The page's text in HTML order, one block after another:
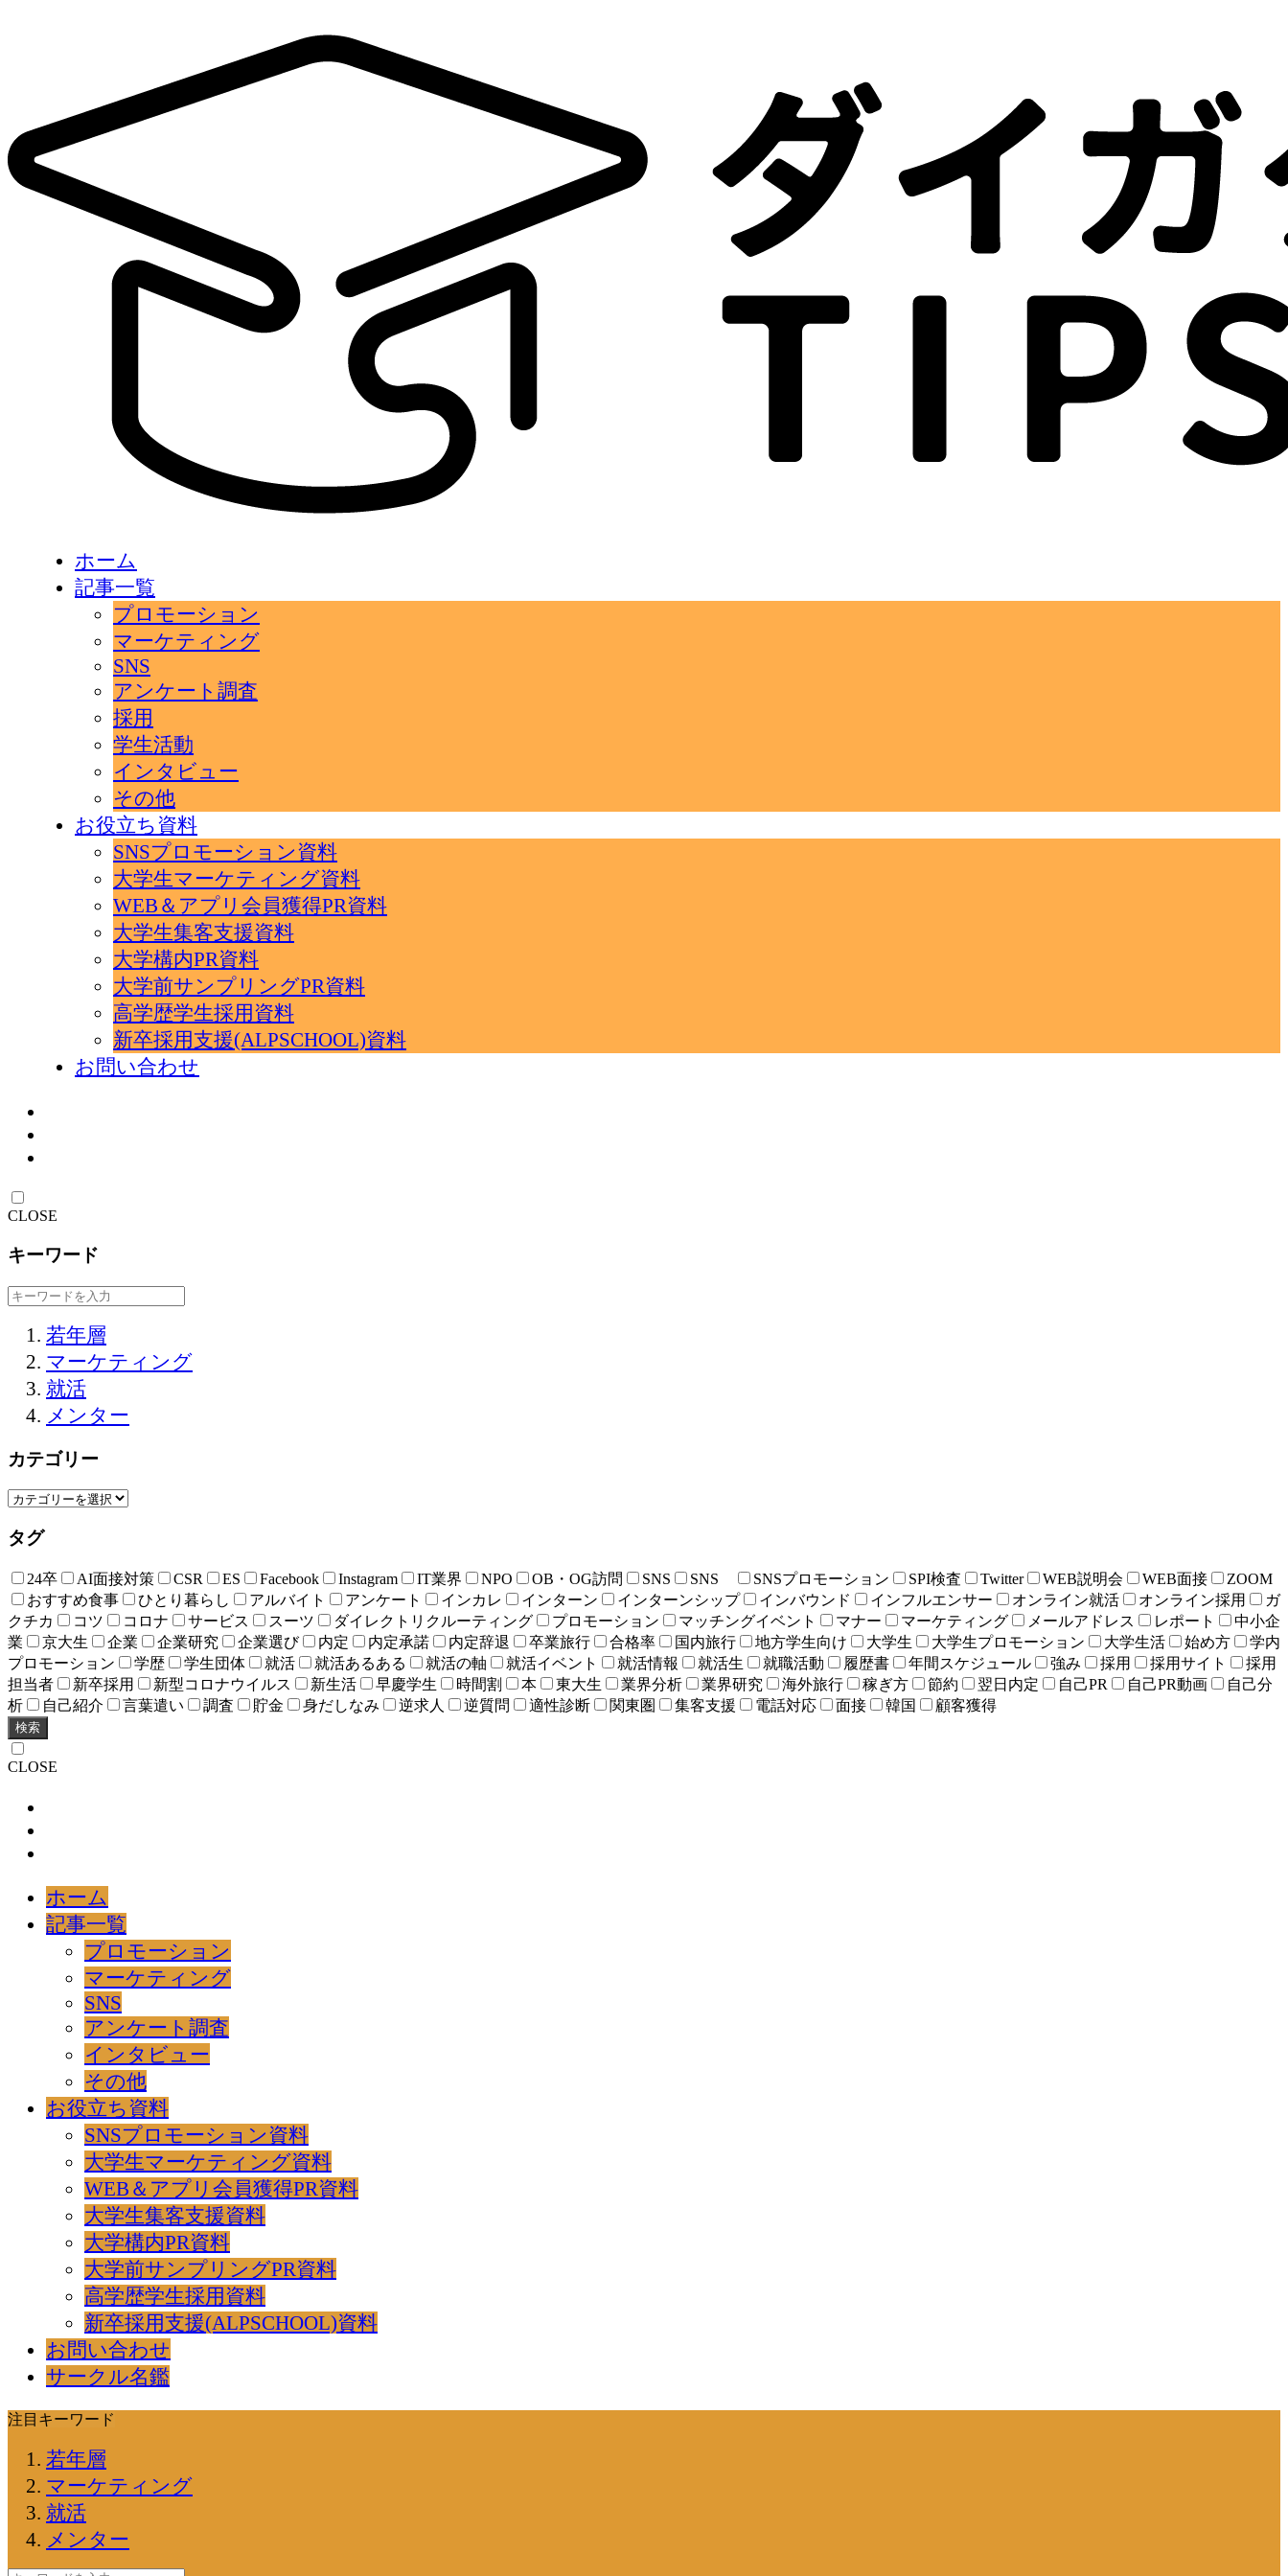
ホーム
記事一覧
プロモーション
マーケティング
SNS
アンケート調査
採用
学生活動
インタビュー
その他
お役立ち資料
SNSプロモーション資料
大学生マーケティング資料
WEB＆アプリ会員獲得PR資料
大学生集客支援資料
大学構内PR資料
大学前サンプリングPR資料
高学歴学生採用資料
新卒採用支援(ALPSCHOOL)資料
お問い合わせ
CLOSE
キーワード
若年層
マーケティング
就活
メンター
カテゴリー
タグ
24卒 AI面接対策 CSR ES Facebook Instagram IT業界 NPO OB・OG訪問 SNS SNS SNSプロモーション SPI検査 Twitter WEB説明会 WEB面接
ZOOM
おすすめ食事
ひとり暮らし アルバイト アンケート インカレ インターン インターンシップ インバウンド インフルエンサー オンライン就活 オンライン採用
ガ
クチカ
コツ コロナ サービス スーツ ダイレクトリクルーティング プロモーション マッチングイベント マナー マーケティング メールアドレス レポート
中小企
業
京大生 企業 企業研究 企業選び 内定 内定承諾 内定辞退 卒業旅行 合格率 国内旅行 地方学生向け 大学生 大学生プロモーション 大学生活 始め方
学内
プロモーション
学歴 学生団体 就活 就活あるある 就活の軸 就活イベント 就活情報 就活生 就職活動 履歴書 年間スケジュール 強み 採用 採用サイト
採用
担当者
新卒採用 新型コロナウイルス 新生活 早慶学生 時間割 本 東大生 業界分析 業界研究 海外旅行 稼ぎ方 節約 翌日内定 自己PR 自己PR動画
自己分
析
自己紹介 言葉遣い 調査 貯金 身だしなみ 逆求人 逆質問 適性診断 関東圏 集客支援 電話対応 面接 韓国 顧客獲得
検索
CLOSE
ホーム
記事一覧
プロモーション
マーケティング
SNS
アンケート調査
インタビュー
その他
お役立ち資料
SNSプロモーション資料
大学生マーケティング資料
WEB＆アプリ会員獲得PR資料
大学生集客支援資料
大学構内PR資料
大学前サンプリングPR資料
高学歴学生採用資料
新卒採用支援(ALPSCHOOL)資料
お問い合わせ
サークル名鑑
注目キーワード
若年層
マーケティング
就活
メンター